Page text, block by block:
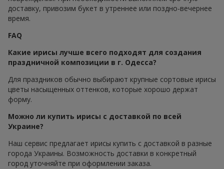
доставку, привозим букет в утреннее или поздно-вечернее
время.
FAQ
Какие ирисы лучше всего подходят для создания
праздничной композиции в г. Одесса?
Для праздников обычно выбирают крупные сортовые ирисы
цветы насыщенных оттенков, которые хорошо держат
форму.
Можно ли купить ирисы с доставкой по всей
Украине?
Наш сервис предлагает ирисы купить с доставкой в разные
города Украины. Возможность доставки в конкретный
город уточняйте при оформлении заказа.